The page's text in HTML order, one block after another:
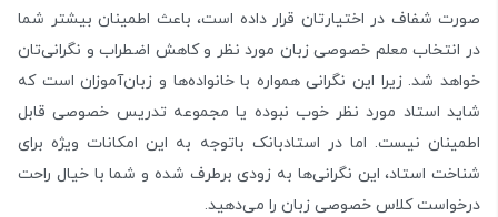
صورت شفاف در اختیارتان قرار داده است، باعث اطمینان بیشتر شما
در انتخاب معلم خصوصی زبان مورد نظر و کاهش اضطراب و نگرانی‌تان
خواهد شد. زیرا این نگرانی همواره با خانواده‌ها و زبان‌آموزان است که
شاید استاد مورد نظر خوب نبوده یا مجموعه تدریس خصوصی قابل
اطمینان نیست. اما در استادبانک باتوجه به این امکانات ویژه برای
شناخت استاد، این نگرانی‌ها به زودی برطرف شده و شما با خیال راحت
درخواست کلاس خصوصی زبان را می‌دهید.